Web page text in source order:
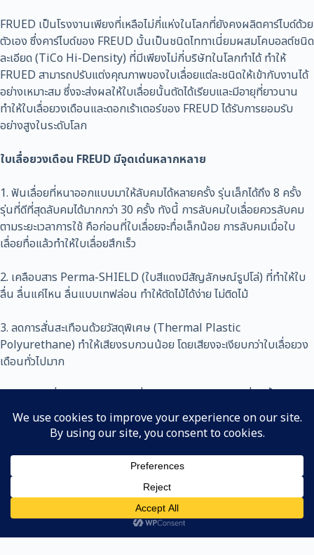
FRUED เป็นโรงงานเพียงที่เหลือไม่กี่แห่งในโลกที่ยังคงผลิตคาร์ไบด์ด้วย
ตัวเอง ซึ่งคาร์ไบด์ของ FREUD นั้นเป็นชนิดไททาเนี่ยมผสมโคบอลต์ชนิด
ละเอียด (TiCo Hi-Density) ที่มีเพียงไม่กี่บริษัทในโลกทำได้ ทำให้
FRUED สามารถปรับแต่งคุณภาพของใบเลื่อยแต่ละชนิดให้เข้ากับงานได้
อย่างเหมาะสม ซึ่งจะส่งผลให้ใบเลื่อยนั้นตัดได้เรียบและมีอายุที่ยาวนาน
ทำให้ใบเลื่อยวงเดือนและดอกเร้าเตอร์ของ FREUD ได้รับการยอมรับ
อย่างสูงในระดับโลก
ใบเลื่อยวงเดือน FREUD มีจุดเด่นหลากหลาย
1. ฟันเลื่อยที่หนาออกแบบมาให้ลับคมได้หลายครั้ง รุ่นเล็กได้ถึง 8 ครั้ง
รุ่นที่ดีที่สุดลับคมได้มากกว่า 30 ครั้ง ทังนี้ การลับคมใบเลื่อยควรลับคม
ตามระยะเวลาการใช้ คือก่อนที่ใบเลื่อยจะทื่อเล็กน้อย การลับคมเมื่อใบ
เลื่อยทื่อแล้วทำให้ใบเลื่อยสึกเร็ว
2. เคลือบสาร Perma-SHIELD (ใบสีแดงมีสัญลักษณ์รูปโล่) ที่ทำให้ใบ
ลื่น ลื่นแค่ไหน ลื่นแบบเทฟล่อน ทำให้ตัดไม้ได้ง่าย ไม่ติดไม้
3. ลดการสั่นสะเทือนด้วยวัสดุพิเศษ (Thermal Plastic
Polyurethane) ทำให้เสียงรบกวนน้อย โดยเสียงจะเงียบกว่าใบเลื่อยวง
เดือนทั่วไปมาก
เลื่อยที่ดีที่สุดในโลกอันหนึ่ง
Copyright © 2023 | NAKATA-Cun Co,. Ltd.
Line